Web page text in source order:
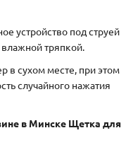
устройство под струей
тряпкой.
в сухом месте, при этом
случайного нажатия
в Минске Щетка для